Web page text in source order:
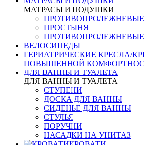
МАТРАСЫ И ПОДУШКИ
ПРОСТЫНЯ
ВЕЛОСИПЕДЫ
ГЕРИАТРИЧЕСКИЕ КРЕСЛА/
ПОВЫШЕННОЙ
ДЛЯ ВАННЫ И ТУАЛЕТА
ДЛЯ ВАННЫ И ТУАЛЕТА
СТУПЕНИ
ДОСКА ДЛЯ ВАННЫ
СИДЕНЬЕ ДЛЯ ВАННЫ
СТУЛЬЯ
ПОРУЧНИ
НАСАДКИ НА УНИТАЗ